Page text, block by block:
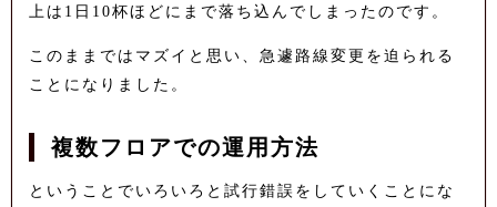
上は1日10杯ほどにまで落ち込んでしまったのです。
このままではマズイと思い、急遽路線変更を迫られる
ことになりました。
複数フロアでの運用方法
ということでいろいろと試行錯誤をしていくことにな